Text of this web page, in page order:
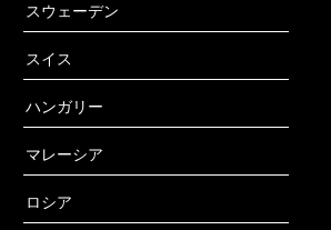
スウェーデン
スイス
ハンガリー
マレーシア
ロシア